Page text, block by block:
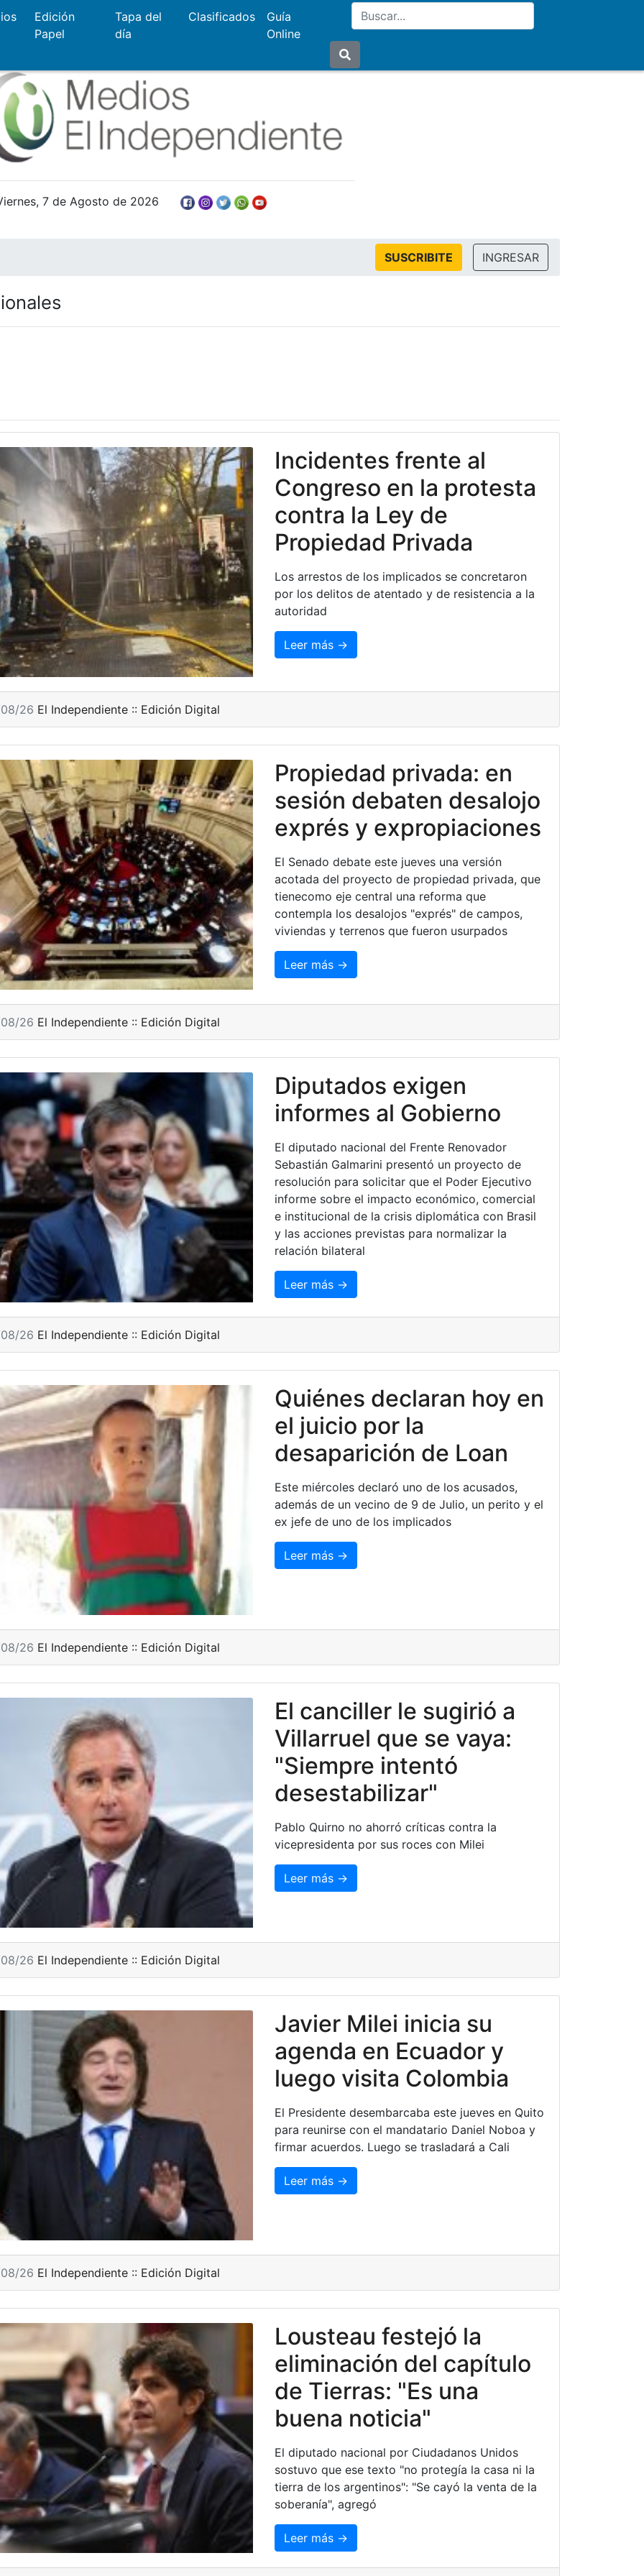
Edición
Papel
Tapa del
día
Clasificados
Guía
Online
7 de Agosto de 2026
SUSCRIBITE INGRESAR
Incidentes frente al
Congreso en la protesta
contra la Ley de
Propiedad Privada
Los arrestos de los implicados se concretaron
por los delitos de atentado y de resistencia a la
autoridad
Leer más →
26 El Independiente :: Edición Digital
Propiedad privada: en
sesión debaten desalojo
exprés y expropiaciones
El Senado debate este jueves una versión
acotada del proyecto de propiedad privada, que
tienecomo eje central una reforma que
contempla los desalojos "exprés" de campos,
viviendas y terrenos que fueron usurpados
Leer más →
26 El Independiente :: Edición Digital
Diputados exigen
informes al Gobierno
El diputado nacional del Frente Renovador
Sebastián Galmarini presentó un proyecto de
resolución para solicitar que el Poder Ejecutivo
informe sobre el impacto económico, comercial
e institucional de la crisis diplomática con Brasil
y las acciones previstas para normalizar la
relación bilateral
Leer más →
26 El Independiente :: Edición Digital
Quiénes declaran hoy en
el juicio por la
desaparición de Loan
Este miércoles declaró uno de los acusados,
además de un vecino de 9 de Julio, un perito y el
ex jefe de uno de los implicados
Leer más →
26 El Independiente :: Edición Digital
El canciller le sugirió a
Villarruel que se vaya:
"Siempre intentó
desestabilizar"
Pablo Quirno no ahorró críticas contra la
vicepresidenta por sus roces con Milei
Leer más →
26 El Independiente :: Edición Digital
Javier Milei inicia su
agenda en Ecuador y
luego visita Colombia
El Presidente desembarcaba este jueves en Quito
para reunirse con el mandatario Daniel Noboa y
firmar acuerdos. Luego se trasladará a Cali
Leer más →
26 El Independiente :: Edición Digital
Lousteau festejó la
eliminación del capítulo
de Tierras: "Es una
buena noticia"
El diputado nacional por Ciudadanos Unidos
sostuvo que ese texto "no protegía la casa ni la
tierra de los argentinos": "Se cayó la venta de la
soberanía", agregó
Leer más →